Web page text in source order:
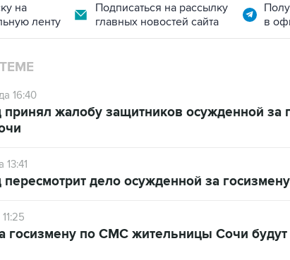
на
ленту
Подписаться на рассылку
главных новостей сайта
в
16:40
жалобу защитников осужденной за
13:41
дело осужденной за
госизмену по СМС жительницы Сочи будут